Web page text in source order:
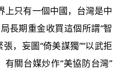
上只有一個中國，台灣是中
長期重金收買這個所謂“智
，妄圖“倚美謀獨”“以武拒
有關台媒炒作“美協防台灣”